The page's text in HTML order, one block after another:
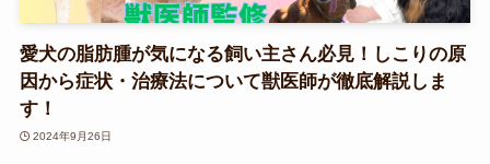
愛犬の脂肪腫が気になる飼い主さん必見！しこりの原
因から症状・治療法について獣医師が徹底解説しま
す！
2024年9月26日